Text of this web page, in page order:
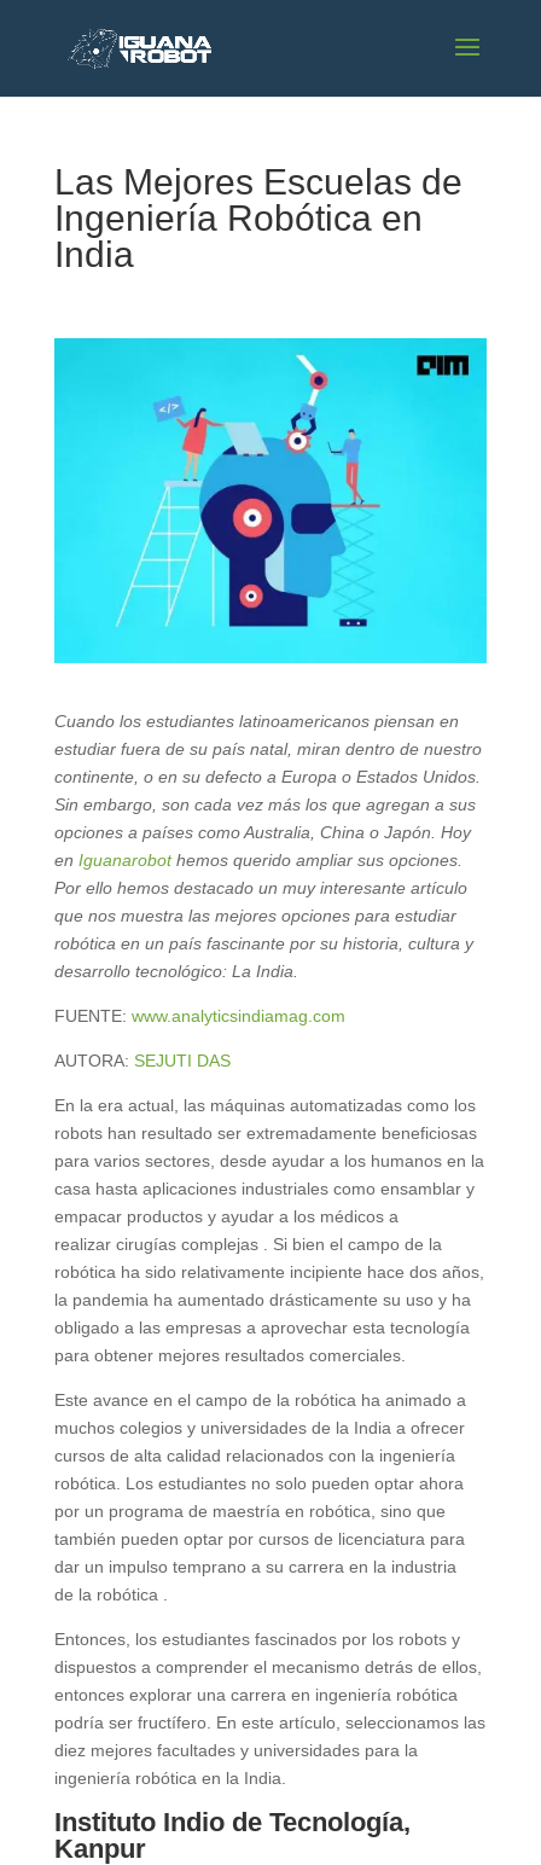
Las Mejores Escuelas de
Ingeniería Robótica en
India
Cuando los estudiantes latinoamericanos piensan en
estudiar fuera de su país natal, miran dentro de nuestro
continente, o en su defecto a Europa o Estados Unidos.
Sin embargo, son cada vez más los que agregan a sus
opciones a países como Australia, China o Japón. Hoy
en Iguanarobothemos querido ampliar sus opciones.
Por ello hemos destacado un muy interesante artículo
que nos muestra las mejores opciones para estudiar
robótica en un país fascinante por su historia, cultura y
desarrollo tecnológico: La India.
FUENTE: www.analyticsindiamag.com
AUTORA: SEJUTI DAS
En la era actual, las máquinas automatizadas como los
robots han resultado ser extremadamente beneficiosas
para varios sectores, desde ayudar a los humanos en la
casa hasta aplicaciones industriales como ensamblar y
empacar productos y ayudar a los médicos a
realizar cirugías complejas . Si bien el campo de la
robótica ha sido relativamente incipiente hace dos años,
la pandemia ha aumentado drásticamente su uso y ha
obligado a las empresas a aprovechar esta tecnología
para obtener mejores resultados comerciales.
Este avance en el campo de la robótica ha animado a
muchos colegios y universidades de la India a ofrecer
cursos de alta calidad relacionados con la ingeniería
robótica. Los estudiantes no solo pueden optar ahora
por un programa de maestría en robótica, sino que
también pueden optar por cursos de licenciatura para
dar un impulso temprano a su carrera en la industria
de la robótica .
Entonces, los estudiantes fascinados por los robots y
dispuestos a comprender el mecanismo detrás de ellos,
entonces explorar una carrera en ingeniería robótica
podría ser fructífero. En este artículo, seleccionamos las
diez mejores facultades y universidades para la
ingeniería robótica en la India.
Instituto Indio de Tecnología,
Kanpur